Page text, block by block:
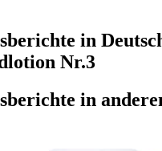
in
Nr.3
in